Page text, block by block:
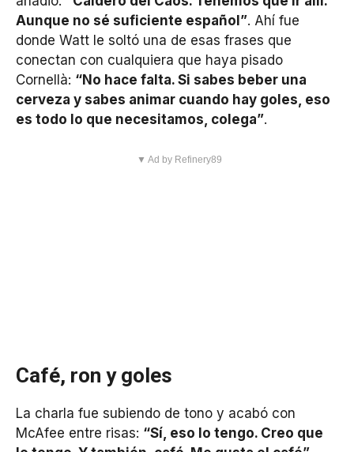
Aunque no sé suficiente español”. Ahí fue
donde Watt le soltó una de esas frases que
conectan con cualquiera que haya pisado
Cornellà: “No hace falta. Si sabes beber una
cerveza y sabes animar cuando hay goles, eso
es todo lo que necesitamos, colega”.
▼ Ad by Refinery89
Café, ron y goles
La charla fue subiendo de tono y acabó con
McAfee entre risas: “Sí, eso lo tengo. Creo que